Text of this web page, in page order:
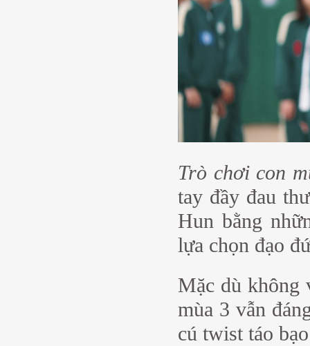
Trò chơi con
tay đầy đau
Hun bằng
lựa chọn đạo
Mặc dù không
mùa 3 vẫn
cú twist táo